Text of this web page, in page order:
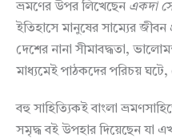
ভ্রমণের উপর লিখেছেন একদা
ইতিহাসে মানুষের সাম্যের জীবন
দেশের নানা সীমাবদ্ধতা,
মাধ্যমেই পাঠকদের পরিচয়
বহু সাহিত্যিকই বাংলা
সমৃদ্ধ বই উপহার দিয়েছেন যা